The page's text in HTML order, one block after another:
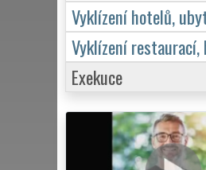
Vyklízení hotelů,
Vyklízení restaurací,
Exekuce